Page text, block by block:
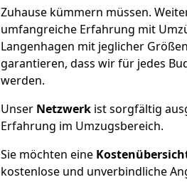
Zuhause kümmern müssen.
umfangreiche Erfahrung mit
Langenhagen mit jeglicher
garantieren, dass wir für jedes
werden.
Unser Netzwerk ist sorgfältig
Erfahrung im Umzugsbereich.
Sie möchten eine
kostenlose und unverbindliche